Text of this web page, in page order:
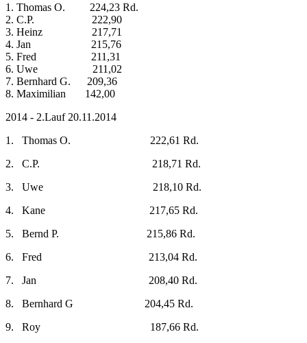
1. Thomas O. 224,23 Rd.
2. C.P. 222,90
3. Heinz 217,71
4. Jan 215,76
5. Fred 211,31
6. Uwe 211,02
7. Bernhard G. 209,36
8. Maximilian 142,00
2014 - 2.Lauf 20.11.2014
1. Thomas O. 222,61 Rd.
2. C.P. 218,71 Rd.
3. Uwe 218,10 Rd.
4. Kane 217,65 Rd.
5. Bernd P. 215,86 Rd.
6. Fred 213,04 Rd.
7. Jan 208,40 Rd.
8. Bernhard G 204,45 Rd.
9. Roy 187,66 Rd.